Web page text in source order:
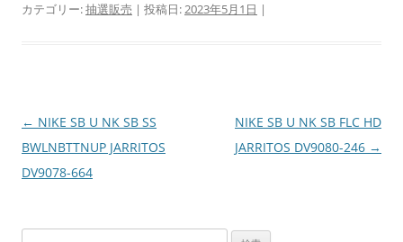
カテゴリー:抽選販売 | 投稿日:2023年5月1日 |
投
稿
ナ
← NIKE SB U NK SB SS
BWLNBTTNUP JARRITOS
DV9078-664
NIKE SB U NK SB FLC HD
JARRITOS DV9080-246 →